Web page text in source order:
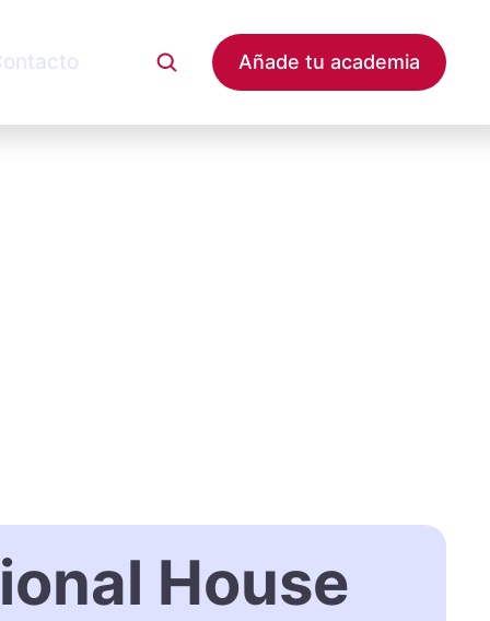
Añade tu academia
House